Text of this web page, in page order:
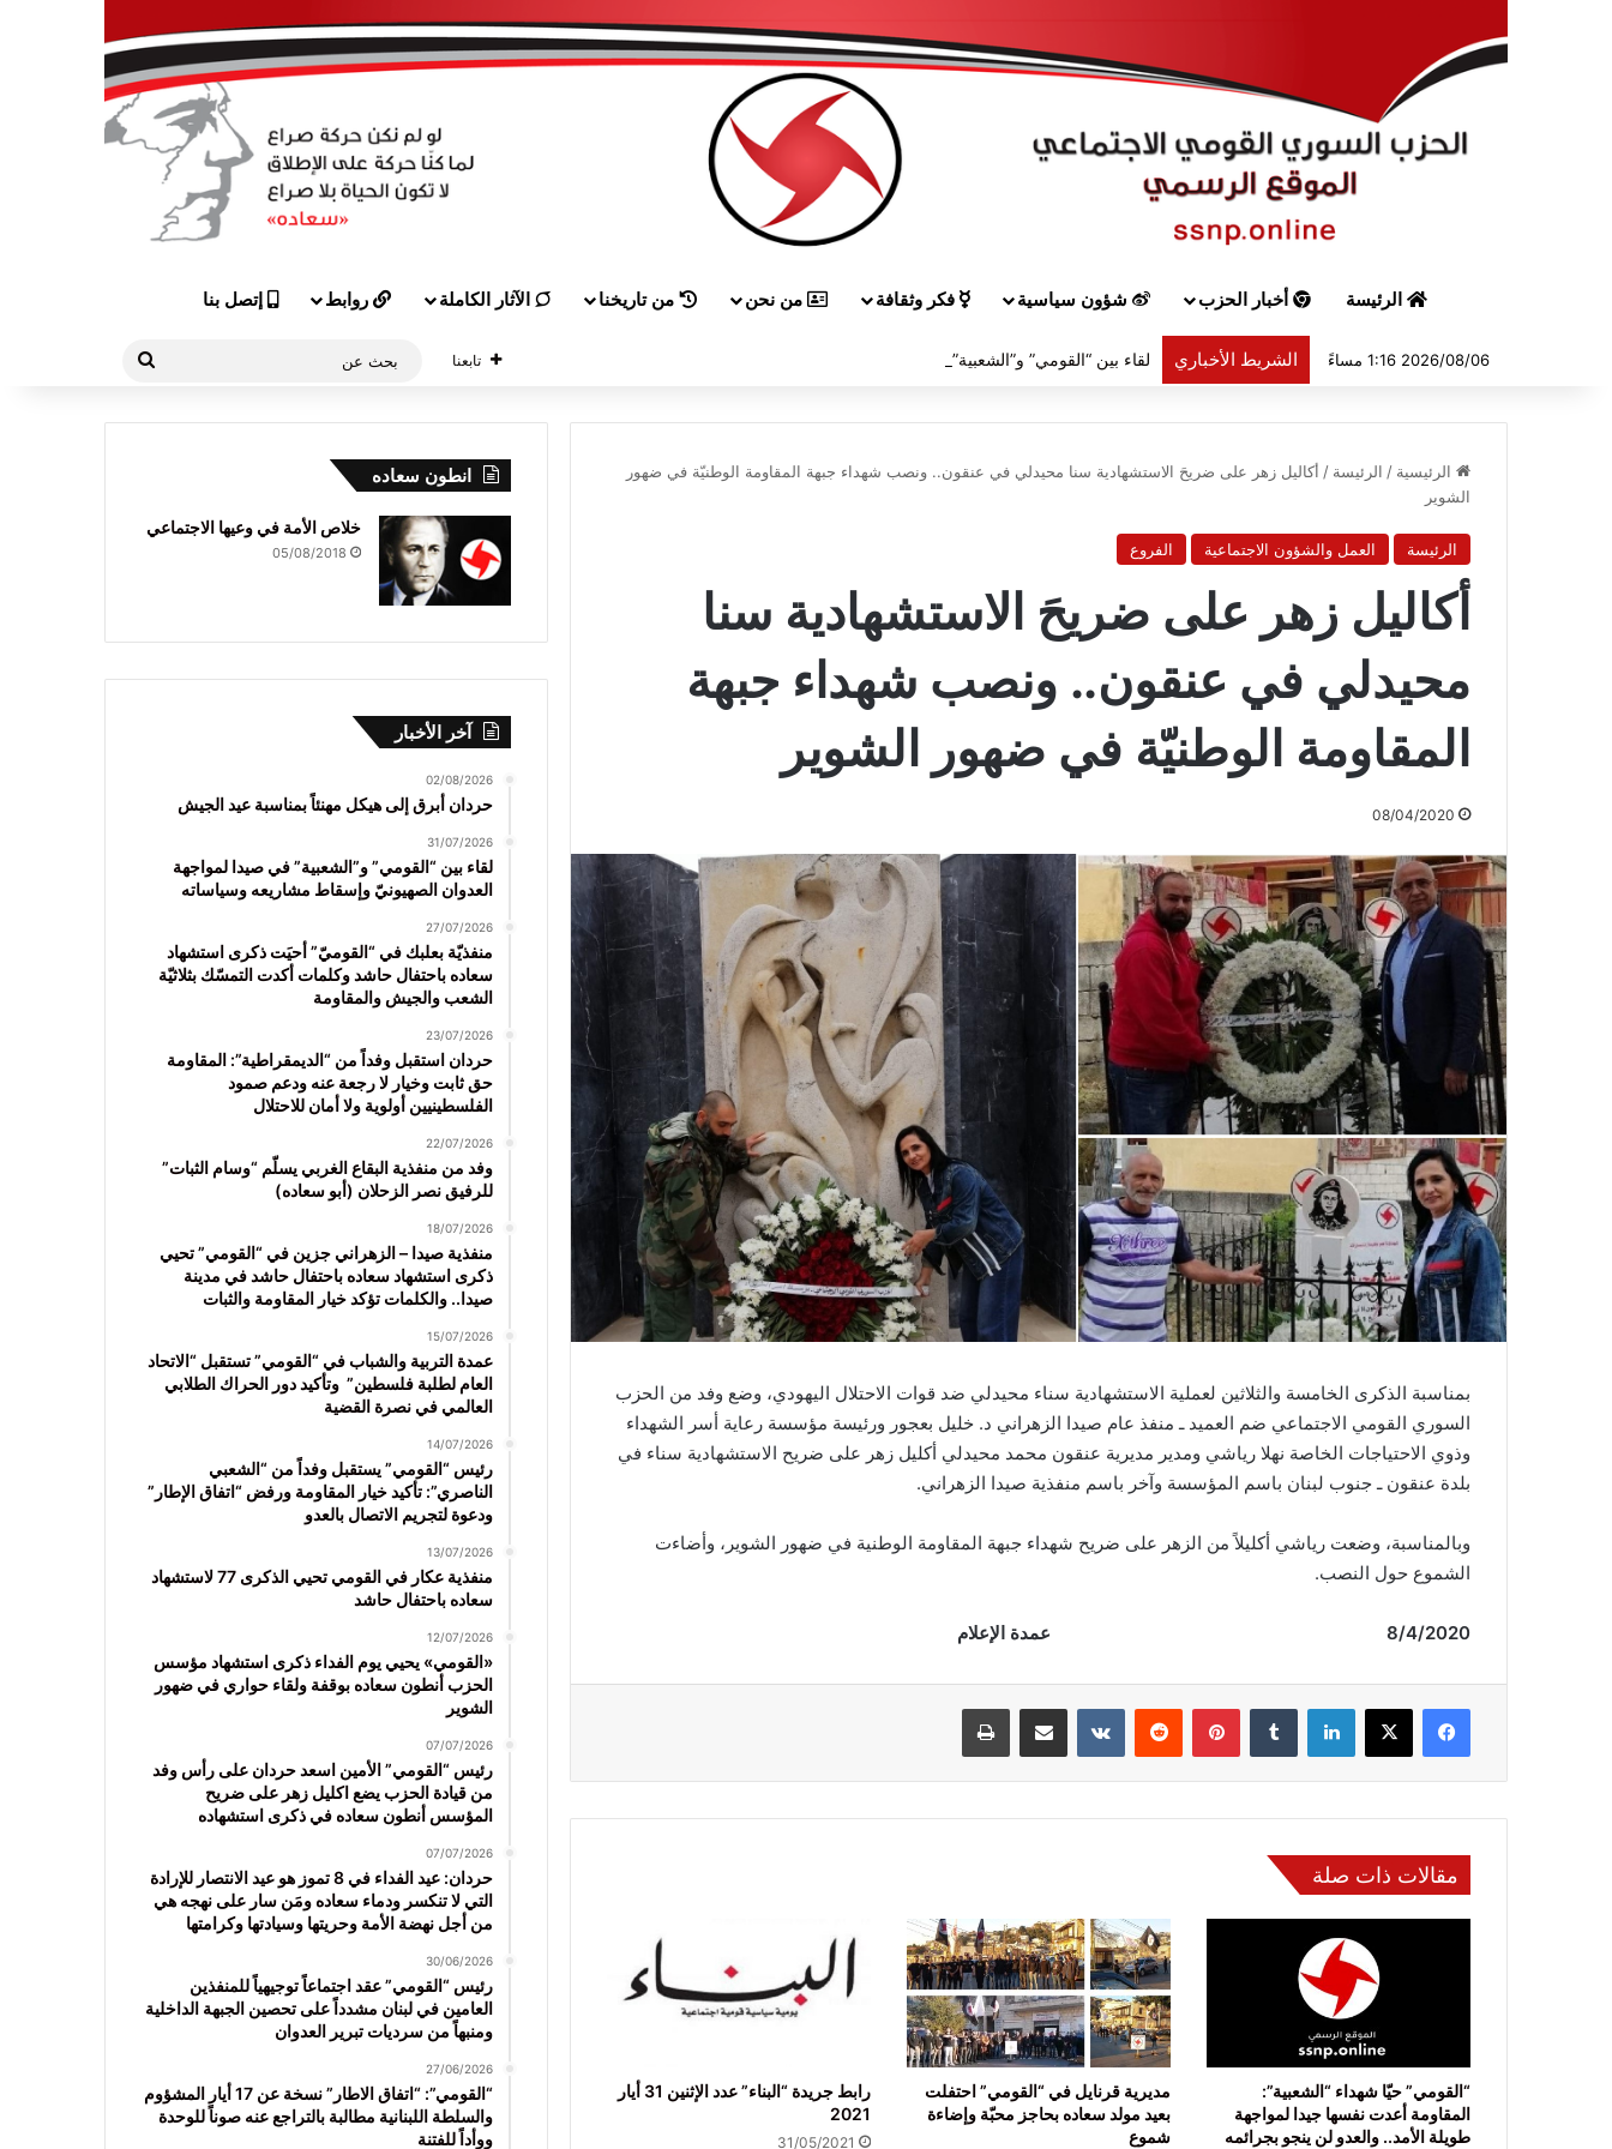
الرئيسة أخبار الحزب شؤون سياسية فكر وثقافة من نحن من تاريخنا الآثار الكاملة روابط إتصل بنا
2026/08/06 1:16 مساءً الشريط الأخباري تابعنا
الرئيسية / الرئيسة / أكاليل زهر على ضريحَ الاستشهادية سنا محيدلي في عنقون.. ونصب شهداء جبهة المقاومة الوطنيّة في ضهور
الشوير
الرئيسة العمل والشؤون الاجتماعية الفروع
أكاليل زهر على ضريحَ الاستشهادية سنا
محيدلي في عنقون.. ونصب شهداء جبهة
المقاومة الوطنيّة في ضهور الشوير
08/04/2020
بمناسبة الذكرى الخامسة والثلاثين لعملية الاستشهادية سناء محيدلي ضد قوات الاحتلال اليهودي، وضع وفد من الحزب
السوري القومي الاجتماعي ضم العميد ـ منفذ عام صيدا الزهراني د. خليل بعجور ورئيسة مؤسسة رعاية أسر الشهداء
وذوي الاحتياجات الخاصة نهلا رياشي ومدير مديرية عنقون محمد محيدلي أكليل زهر على ضريح الاستشهادية سناء في
بلدة عنقون ـ جنوب لبنان باسم المؤسسة وآخر باسم منفذية صيدا الزهراني.
وبالمناسبة، وضعت رياشي أكليلاً من الزهر على ضريح شهداء جبهة المقاومة الوطنية في ضهور الشوير، وأضاءت
الشموع حول النصب.
8/4/2020 عمدة الإعلام
فيسبوك لينكدإن بينتيريست
مقالات ذات صلة
“القومي” حيّا شهداء “الشعبية”:
المقاومة أعدت نفسها جيدا لمواجهة
طويلة الأمد.. والعدو لن ينجو بجرائمه
مديرية قرنايل في “القومي” احتفلت
بعيد مولد سعاده بحاجز محبّة وإضاءة
شموع
رابط جريدة “البناء” عدد الإثنين 31 أيار
2021
31/05/2021
انطون سعاده
خلاص الأمة في وعيها الاجتماعي
05/08/2018
آخر الأخبار
02/08/2026
حردان أبرق إلى هيكل مهنئاً بمناسبة عيد الجيش
31/07/2026
لقاء بين “القومي” و”الشعبية” في صيدا لمواجهة
العدوان الصهيونيّ وإسقاط مشاريعه وسياساته
27/07/2026
منفذيّة بعلبك في “القوميّ” أحيَت ذكرى استشهاد
سعاده باحتفال حاشد وكلمات أكدت التمسّك بثلاثيّة
الشعب والجيش والمقاومة
23/07/2026
حردان استقبل وفداً من “الديمقراطية”: المقاومة
حق ثابت وخيار لا رجعة عنه ودعم صمود
الفلسطينيين أولوية ولا أمان للاحتلال
22/07/2026
وفد من منفذية البقاع الغربي يسلّم “وسام الثبات”
للرفيق نصر الزحلان (أبو سعاده)
18/07/2026
منفذية صيدا – الزهراني جزين في “القومي” تحيي
ذكرى استشهاد سعاده باحتفال حاشد في مدينة
صيدا.. والكلمات تؤكد خيار المقاومة والثبات
15/07/2026
عمدة التربية والشباب في “القومي” تستقبل “الاتحاد
العام لطلبة فلسطين” وتأكيد دور الحراك الطلابي
العالمي في نصرة القضية
14/07/2026
رئيس “القومي” يستقبل وفداً من “الشعبي
الناصري”: تأكيد خيار المقاومة ورفض “اتفاق الإطار”
ودعوة لتجريم الاتصال بالعدو
13/07/2026
منفذية عكار في القومي تحيي الذكرى 77 لاستشهاد
سعاده باحتفال حاشد
12/07/2026
«القومي» يحيي يوم الفداء ذكرى استشهاد مؤسس
الحزب أنطون سعاده بوقفة ولقاء حواري في ضهور
الشوير
07/07/2026
رئيس “القومي” الأمين اسعد حردان على رأس وفد
من قيادة الحزب يضع اكليل زهر على ضريح
المؤسس أنطون سعاده في ذكرى استشهاده
07/07/2026
حردان: عيد الفداء في 8 تموز هو عيد الانتصار للإرادة
التي لا تنكسر ودماء سعاده ومَن سار على نهجه هي
من أجل نهضة الأمة وحريتها وسيادتها وكرامتها
30/06/2026
رئيس “القومي” عقد اجتماعاً توجيهياً للمنفذين
العامين في لبنان مشدداً على تحصين الجبهة الداخلية
ومنبهاً من سرديات تبرير العدوان
27/06/2026
“القومي”: “اتفاق الاطار” نسخة عن 17 أيار المشؤوم
والسلطة اللبنانية مطالبة بالتراجع عنه صوناً للوحدة
ووأداً للفتنة